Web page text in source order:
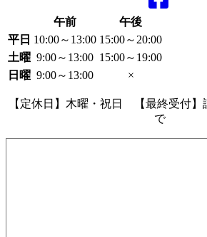
午前
午後
平日 10:00～13:00 15:00～20:00
土曜 9:00～13:00 15:00～19:00
日曜 9:00～13:00 ×
【定休日】木曜・祝日 【最終受付】
で